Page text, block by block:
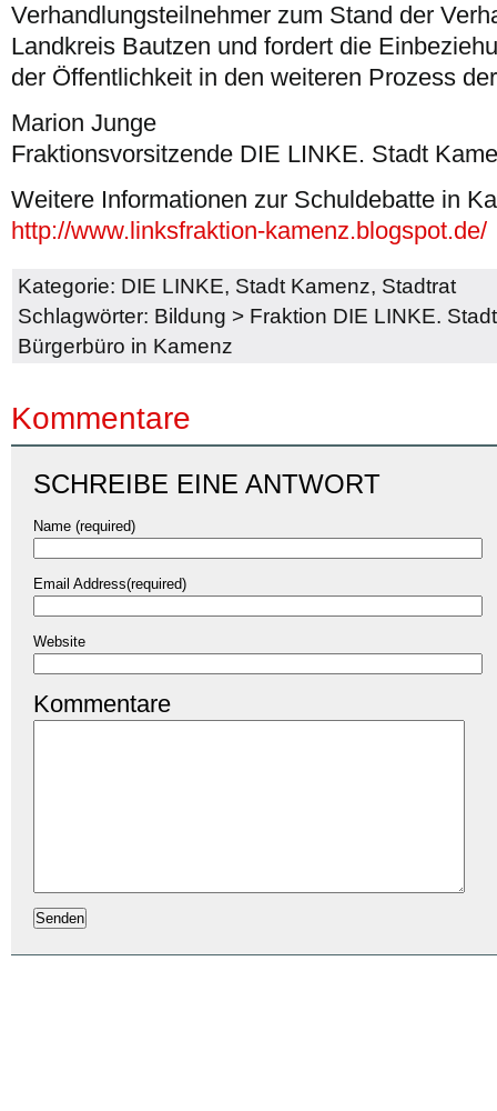
Verhandlungsteilnehmer zum Stand der
Landkreis Bautzen und fordert die
der Öffentlichkeit in den weiteren Prozess
Marion Junge
Fraktionsvorsitzende DIE LINKE. Stadt
Weitere Informationen zur Schuldebatte in
http://www.linksfraktion-kamenz.blogspot.de/
Kategorie: DIE LINKE, Stadt Kamenz, Stadtrat
Schlagwörter: Bildung > Fraktion DIE LINKE.
Bürgerbüro in Kamenz
Kommentare
SCHREIBE EINE ANTWORT
Name (required)
Email Address(required)
Website
Kommentare